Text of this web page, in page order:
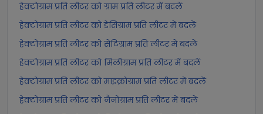
हेक्टोग्राम प्रति लीटर को ग्राम प्रति लीटर में बदलें
हेक्टोग्राम प्रति लीटर को डेसिग्राम प्रति लीटर में बदलें
हेक्टोग्राम प्रति लीटर को सेंटिग्राम प्रति लीटर में बदलें
हेक्टोग्राम प्रति लीटर को मिलीग्राम प्रति लीटर में बदलें
हेक्टोग्राम प्रति लीटर को माइक्रोग्राम प्रति लीटर में बदलें
हेक्टोग्राम प्रति लीटर को नैनोग्राम प्रति लीटर में बदलें